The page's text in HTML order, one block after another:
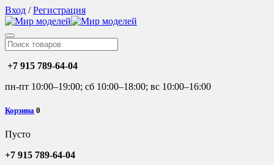
Вход /Регистрация
+7 915 789-64-04
пн-пт 10:00–19:00; сб 10:00–18:00; вс 10:00–16:00
Корзина 0
Пусто
+7 915 789-64-04